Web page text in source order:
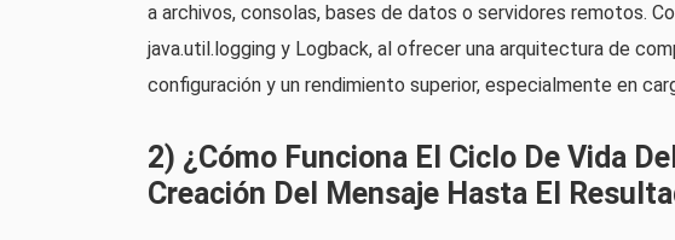
a archivos, consolas, bases de datos o servidores remotos.
java.util.logging y Logback, al ofrecer una arquitectura de
configuración y un rendimiento superior, especialmente en
2) ¿Cómo Funciona El Ciclo De Vida
Creación Del Mensaje Hasta El